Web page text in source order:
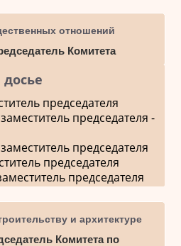
отношений
Комитета
председателя
председателя -
председателя
председателя
председателя
и архитектуре
Комитета по